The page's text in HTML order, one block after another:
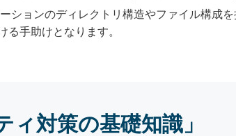
ションのディレクトリ構造やファイル構成
る手助けとなります。
ィ対策の基礎知識」